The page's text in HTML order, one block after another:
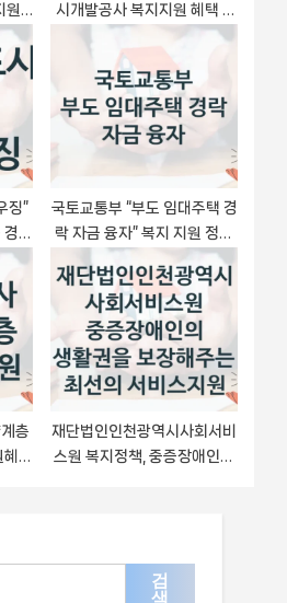
”
시개발공사 복지지원 혜택 –
일정과 신청 방법
징”
기
국토교통부 “부도 임대주택 경
락 자금 융자” 복지 지원 정책
– 자격 요건과 접수 방법
층
택
재단법인인천광역시사회서비
스원 복지정책, 중증장애인의
검
색